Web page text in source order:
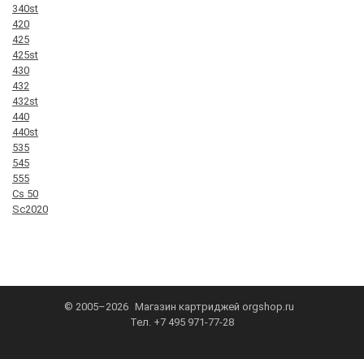
340st
420
425
425st
430
432
432st
440
440st
535
545
555
Cs 50
Sc2020
© 2005–2026 Магазин картриджей orgshop.ru
Тел. +7 495 971-77-28